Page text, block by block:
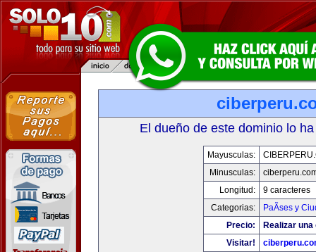
El dueño de este dominio lo
Mayusculas:
Minusculas:
Longitud:
9 caracteres
Categorias:
PaÃ­ses y
Precio:
Realizar
Visitar!